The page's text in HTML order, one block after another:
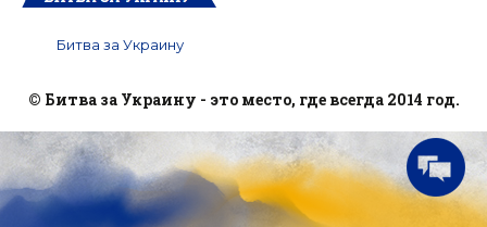
Битва за Украину
© Битва за Украину - это место, где всегда 2014 год.